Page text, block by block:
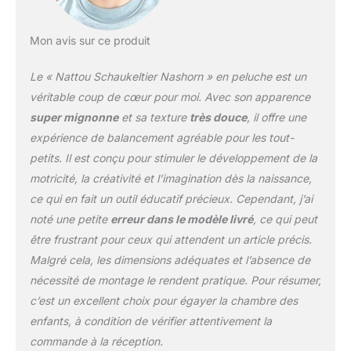
Taupe, 544023
Mon avis sur ce produit
Le « Nattou Schaukeltier Nashorn » en peluche est un
véritable coup de cœur pour moi. Avec son apparence
super mignonneet sa texture très douce, il offre une
expérience de balancement agréable pour les tout-
petits. Il est conçu pour stimuler le développement de la
motricité, la créativité et l’imagination dès la naissance,
ce qui en fait un outil éducatif précieux. Cependant, j’ai
noté une petite erreur dans le modèle livré, ce qui peut
être frustrant pour ceux qui attendent un article précis.
Malgré cela, les dimensions adéquates et l’absence de
nécessité de montage le rendent pratique. Pour résumer,
c’est un excellent choix pour égayer la chambre des
enfants, à condition de vérifier attentivement la
commande à la réception.